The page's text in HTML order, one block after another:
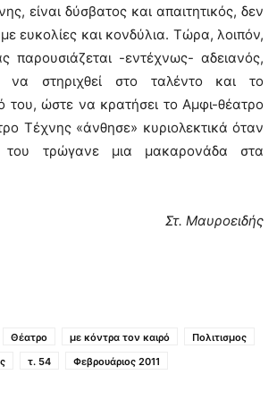
είναι δύσβατος και απαιτητικός, δεν
ευκολίες και κονδύλια. Τώρα, λοιπόν,
παρουσιάζεται -εντέχνως- αδειανός,
στηριχθεί στο ταλέντο και το
του, ώστε να κρατήσει το Αμφι-θέατρο
Τέχνης «άνθησε» κυριολεκτικά όταν
του τρώγανε μια μακαρονάδα στα
Στ. Μαυροειδής
Θέατρο με κόντρα τον καιρό
Πολιτισμος
τ. 54 Φεβρουάριος 2011